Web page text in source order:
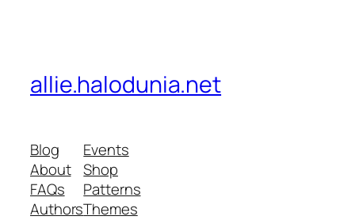
allie.halodunia.net
Blog
About
FAQs
Authors
Events
Shop
Patterns
Themes